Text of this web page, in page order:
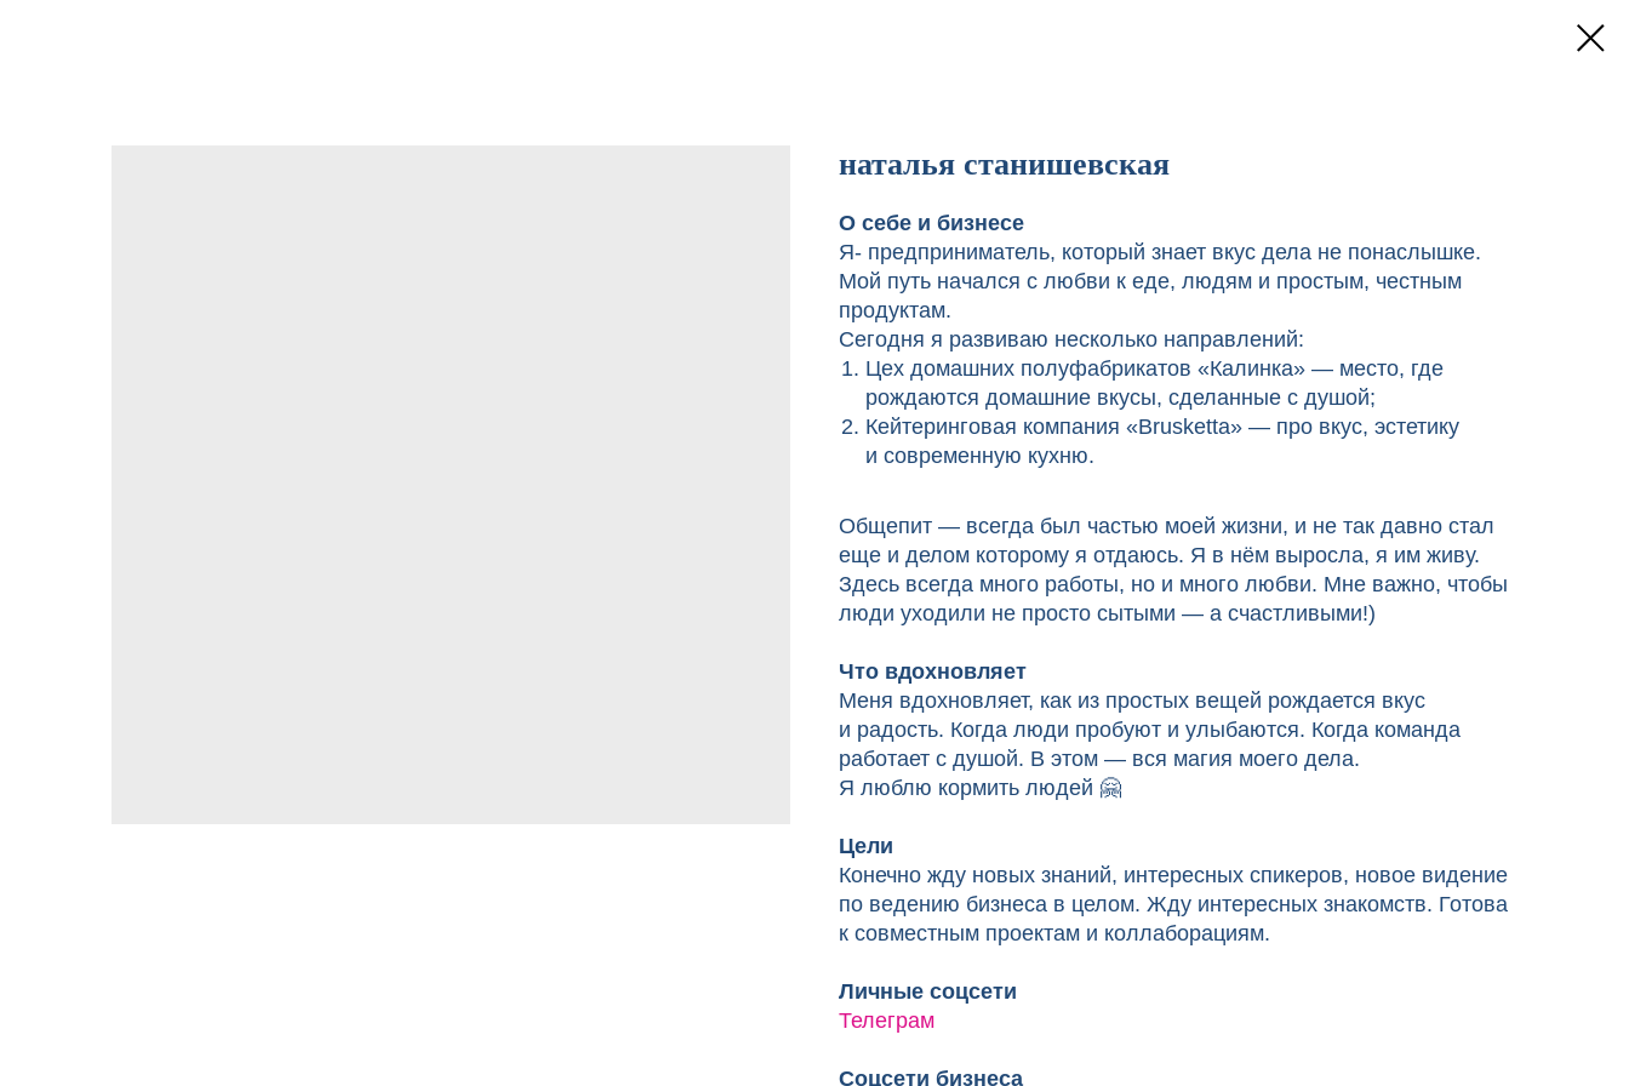
наталья станишевская
О себе и бизнесе
Я- предприниматель, который знает вкус дела не понаслышке.
Мой путь начался с любви к еде, людям и простым, честным
продуктам.
Сегодня я развиваю несколько направлений:
Цех домашних полуфабрикатов «Калинка» — место, где
рождаются домашние вкусы, сделанные с душой;
Кейтеринговая компания «Brusketta» — про вкус, эстетику
и современную кухню.
Общепит — всегда был частью моей жизни, и не так давно стал
еще и делом которому я отдаюсь. Я в нём выросла, я им живу.
Здесь всегда много работы, но и много любви. Мне важно, чтобы
люди уходили не просто сытыми — а счастливыми!)
Что вдохновляет
Меня вдохновляет, как из простых вещей рождается вкус
и радость. Когда люди пробуют и улыбаются. Когда команда
работает с душой. В этом — вся магия моего дела.
Я люблю кормить людей 🤗
Цели
Конечно жду новых знаний, интересных спикеров, новое видение
по ведению бизнеса в целом. Жду интересных знакомств. Готова
к совместным проектам и коллаборациям.
Личные соцсети
Телеграм
Соцсети бизнеса